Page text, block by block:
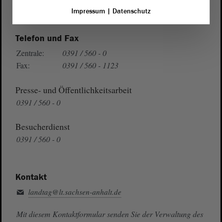
Auf Google Maps
Telefon und Fax
Zentrale:
0391 / 560 - 0
Fax:
0391 / 560 - 1123
Presse- und Öffentlichkeitsarbeit
0391 / 560 - 0
Besucherdienst
0391 / 560 - 0
Kontakt
landtag@lt.sachsen-anhalt.de
Mit diesem Kontaktformular senden Sie der Verwaltung des
Impressum| Datenschutz